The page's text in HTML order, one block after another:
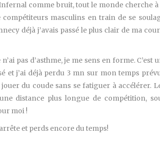
comme bruit, tout le monde cherche
masculins en train de se
déjà j’avais passé le plus clair de ma
pas d’asthme, je me sens en forme. C’est
j’ai déjà perdu 3 mn sur mon temps
du coude sans se fatiguer à accélérer.
distance plus longue de compétition,
moi !
et perds encore du temps!